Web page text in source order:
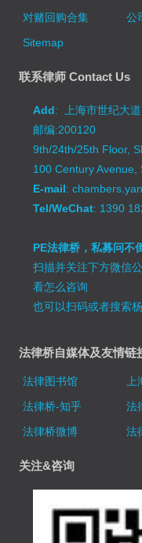
对赌回购合集
公
Sitemap
联系律师 Contact Us
Add: 上海市世纪大
邮编:200120
9th/24th/25th Floor,
100 Century
E-mail:
Tel/WeChat: 1390
PE法律桥，私募问不
扫描并关注下方微信
看怎么咨询
也可以扫码或者搜索
法律桥自媒体及友情链
法律图书馆 上
法律桥-知乎
法
法律桥微博
法
关注&咨询